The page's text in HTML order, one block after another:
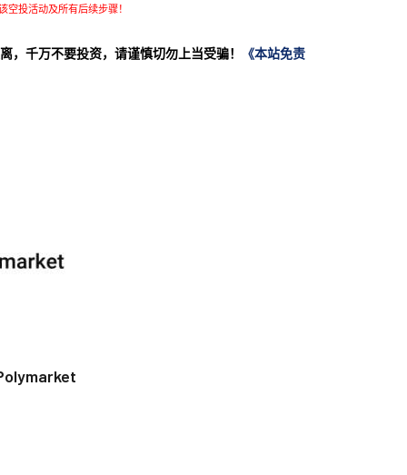
投活动及所有后续步骤！
千万不要投资，请谨慎切勿上当受骗！ 《本站免责